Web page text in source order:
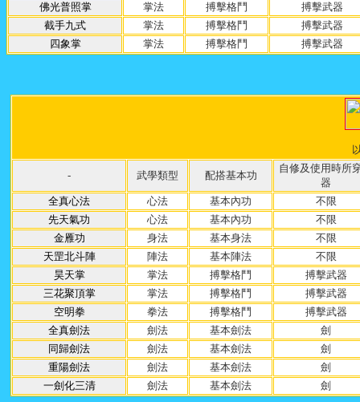
佛光普照掌
掌法 搏擊格鬥
搏擊武器
截手九式
掌法 搏擊格鬥
搏擊武器
四象掌
掌法 搏擊格鬥 搏擊武器
- 武學類型 配搭基本功
自修及使用時所
器
全真心法
心法 基本內功
不限
先天氣功
心法 基本內功
不限
金雁功
身法 基本身法
不限
天罡北斗陣
陣法 基本陣法
不限
昊天掌
掌法 搏擊格鬥
搏擊武器
三花聚頂掌
掌法 搏擊格鬥
搏擊武器
空明拳
拳法 搏擊格鬥
搏擊武器
全真劍法
劍法 基本劍法
劍
同歸劍法
劍法 基本劍法
劍
重陽劍法
劍法 基本劍法
劍
一劍化三清
劍法 基本劍法 劍